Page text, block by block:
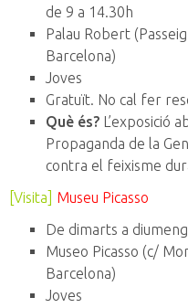
de 9 a 14.30h
Palau Robert
Barcelona)
Joves
Gratuït. No cal fer
Què és? L’exposició
Propaganda de la
contra el feixisme
[Visita]
Museu Picasso
De dimarts a
Museo Picasso (c/
Barcelona)
Joves